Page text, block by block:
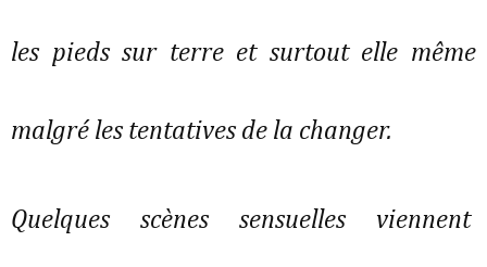
les pieds sur terre et surtout elle même
malgré les tentatives de la changer.
Quelques scènes sensuelles viennent